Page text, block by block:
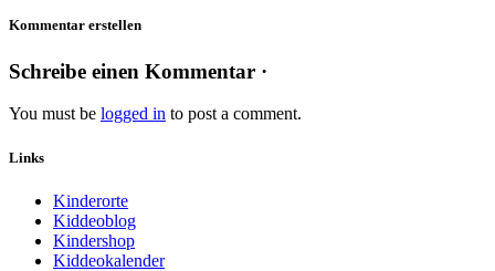
Kommentar erstellen
Schreibe einen Kommentar ·
You must be logged in to post a comment.
Links
Kinderorte
Kiddeoblog
Kindershop
Kiddeokalender